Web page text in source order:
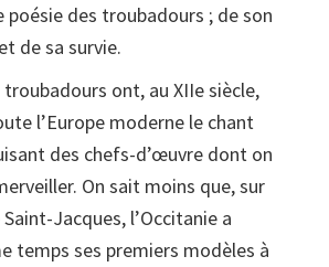
poésie des troubadours ; de son
de sa survie.
ont, au XIIe siècle,
l’Europe moderne le chant
des chefs-d’œuvre dont on
On sait moins que, sur
Jacques, l’Occitanie a
temps ses premiers modèles à